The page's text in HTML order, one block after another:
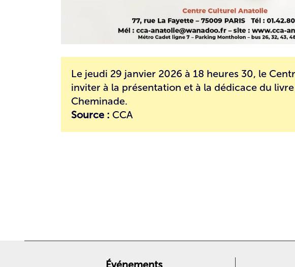
Le jeudi 29 janvier 2026 à 18 heures 30, le
inviter à la présentation et à la dédicace du
Cheminade.
Source : CCA